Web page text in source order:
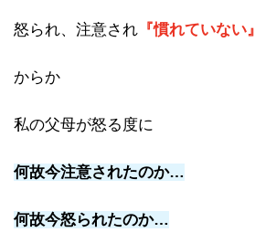
怒られ、注意され 『慣れていない』
からか
私の父母が怒る度に
何故今注意されたのか…
何故今怒られたのか…